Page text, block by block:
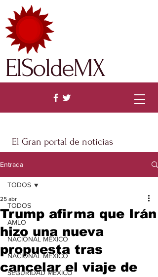
El Gran portal de noticias
ElSoldeMX
Entrada
TODOS
AMLO
NACIONAL MÉXICO
NACIONAL MÉXICO
SEGURIDAD MÉXICO
TODOS
Trump afirma que Irán
hizo una nueva
propuesta tras
cancelar el viaje de
25 abr